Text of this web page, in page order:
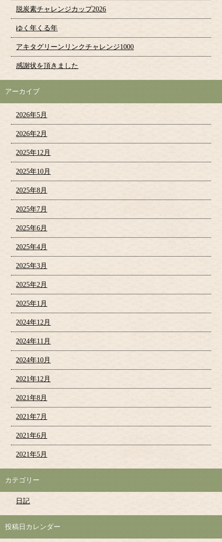
脱炭素チャレンジカップ2026
ゆく年くる年
アキタグリーンリンクチャレンジ1000
感謝状を頂きました
アーカイブ
2026年5月
2026年2月
2025年12月
2025年10月
2025年8月
2025年7月
2025年6月
2025年4月
2025年3月
2025年2月
2025年1月
2024年12月
2024年11月
2024年10月
2021年12月
2021年8月
2021年7月
2021年6月
2021年5月
カテゴリー
日記
投稿日カレンダー